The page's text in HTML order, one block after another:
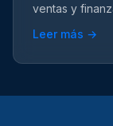
ventas y
Leer más →